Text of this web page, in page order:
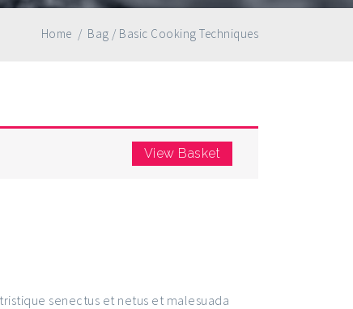
Home / Bag / Basic Cooking Techniques
View Basket
senectus et netus et malesuada